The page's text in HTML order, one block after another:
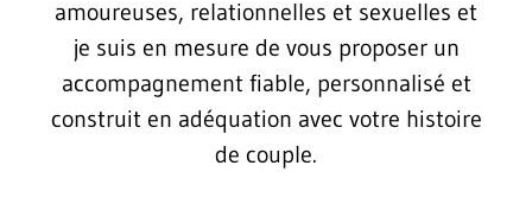
amoureuses, relationnelles et sexuelles et
je suis en mesure de vous proposer un
accompagnement fiable, personnalisé et
construit en adéquation avec votre histoire
de couple.